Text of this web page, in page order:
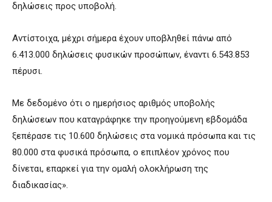
δηλώσεις προς υποβολή.
Αντίστοιχα, μέχρι σήμερα έχουν υποβληθεί πάνω από
6.413.000 δηλώσεις φυσικών προσώπων, έναντι 6.543.853
πέρυσι.
Με δεδομένο ότι ο ημερήσιος αριθμός υποβολής
δηλώσεων που καταγράφηκε την προηγούμενη εβδομάδα
ξεπέρασε τις 10.600 δηλώσεις στα νομικά πρόσωπα και τις
80.000 στα φυσικά πρόσωπα, ο επιπλέον χρόνος που
δίνεται, επαρκεί για την ομαλή ολοκλήρωση της
διαδικασίας».